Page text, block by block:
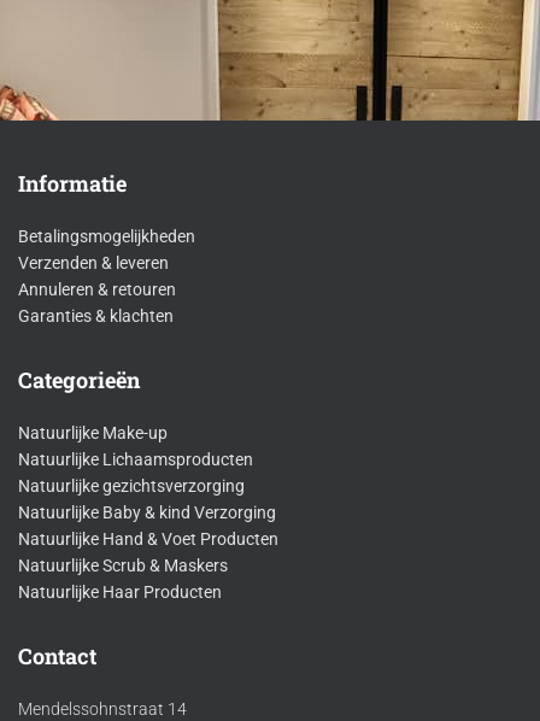
Informatie
Betalingsmogelijkheden
Verzenden & leveren
Annuleren & retouren
Garanties & klachten
Categorieën
Natuurlijke Make-up
Natuurlijke Lichaamsproducten
Natuurlijke gezichtsverzorging
Natuurlijke Baby & kind Verzorging
Natuurlijke Hand & Voet Producten
Natuurlijke Scrub & Maskers
Natuurlijke Haar Producten
Contact
Mendelssohnstraat 14